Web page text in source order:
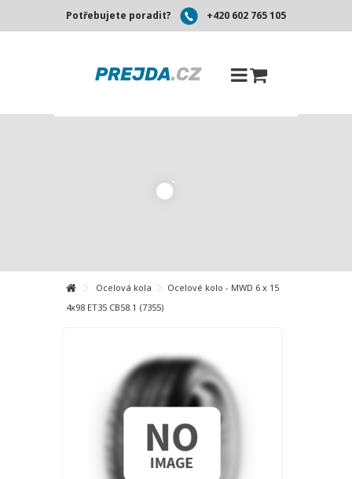
Potřebujete poradit? +420 602 765 105
Ocelová kola
Ocelové kolo - MWD 6 x 15
4x98 ET35 CB58.1 (7355)